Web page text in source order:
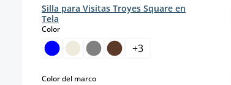
Silla para Visitas Troyes Square en
Tela
Colorselect
+3
Color del marcoselect